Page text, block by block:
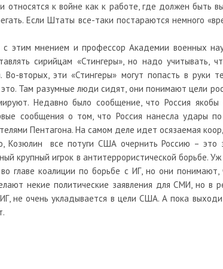
к войне как к работе, где должен быть
Если Штаты все-таки постараются немного
с этим мнением и профессор Академии военных
сирийцам «Стингеры», но надо учитывать,
Во-вторых, эти «Стингеры» могут попасть в руки
Там разумные люди сидят, они понимают цели
Недавно было сообщение, что Россия
сообщения о том, что Россия нанесла удары
Пентагона. На самом деле идет осязаемая
Козюлин все потуги США очернить Россию – это
крупный игрок в антитеррористической борьбе.
коалиции по борьбе с ИГ, но они понимают,
некие политические заявления для СМИ, но в
не очень укладывается в цели США. А пока